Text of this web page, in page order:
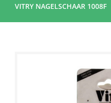
VITRY NAGELSCHAAR 1008F